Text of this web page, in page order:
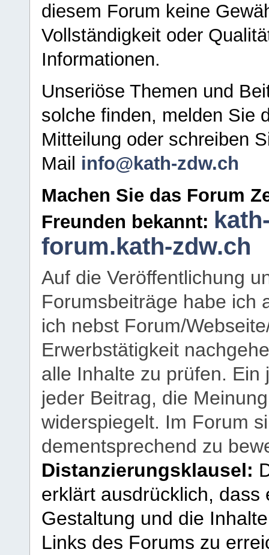
diesem Forum keine
Vollständigkeit oder
Informationen.
Unseriöse Themen und
solche finden, melden Sie
Mitteilung oder schreiben
Mail info@kath-zdw.ch
Machen Sie das Forum
Freunden bekannt:
forum.kath-zdw.ch
Auf die Veröffentlichung
Forumsbeiträge habe ich
ich nebst Forum/
Erwerbstätigkeit
alle Inhalte zu prüfen.
jeder Beitrag, die
widerspiegelt. Im Forum
dementsprechend zu
Distanzierungsklausel:
erklärt ausdrücklich,
Gestaltung und die
Links des Forums zu